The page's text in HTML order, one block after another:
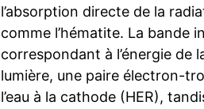
l’absorption directe de la
comme l’hématite. La bande
correspondant à l’énergie de
lumière, une paire électron-
l’eau à la cathode (HER),